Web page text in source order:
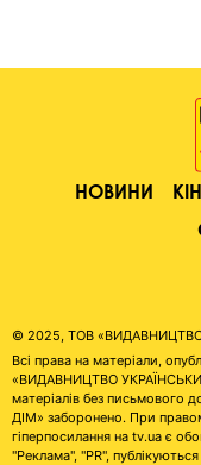
НОВИНИ
© 2025, ТОВ «ВИДАВНИЦТВО
Всі права на матеріали,
«ВИДАВНИЦТВО
матеріалів без
ДІМ» заборонено. При
гіперпосилання на tv.ua є
"Реклама", "PR",